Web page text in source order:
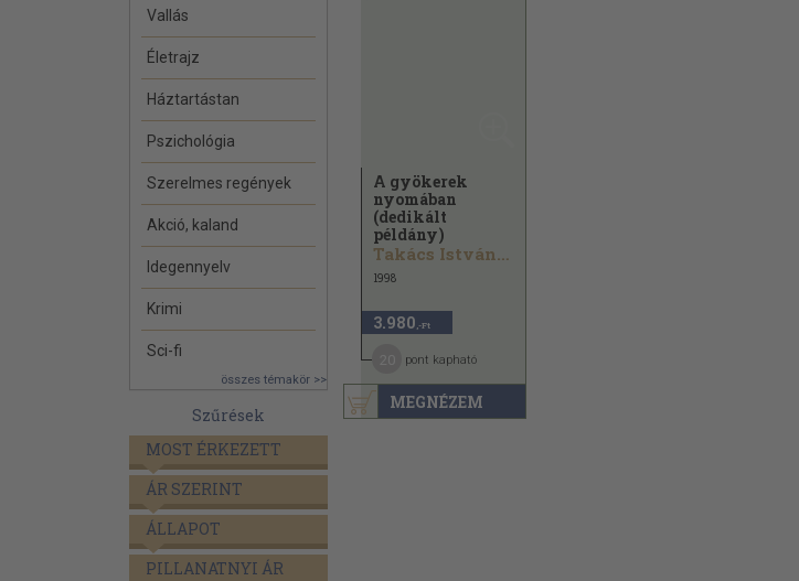
Vallás
Életrajz
Háztartástan
Pszichológia
Szerelmes regények
Akció, kaland
Idegennyelv
Krimi
Sci-fi
összes témakör >>
Szűrések
MOST ÉRKEZETT
ÁR SZERINT
ÁLLAPOT
PILLANATNYI ÁR
MEGNÉZEM
A gyökerek
nyomában
(dedikált
példány)
Takács Istvánné
1998
3.980 ,-Ft
pont kapható